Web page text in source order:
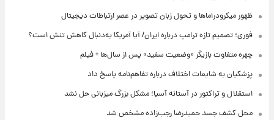
ظهور میکرودراماها و تحول زبان تصویر در عصر ارتباطات دیجیتال
فوری؛ تصمیم تازه ترامپ درباره ایران/ آیا آمریکا به‌دنبال کاهش تنش است؟
چهره متفاوت بازیگر «وضعیت سفید» پس از سال‌ها + فیلم
پزشکیان به شایعات اختلاف درباره تفاهم‌نامه پاسخ داد
استقلال و تراکتور در آستانه آسیا؛ مشکل بزرگ میزبانی حل نشد
محل کشف جسد حمیدرضا رجب‌زاده مشخص شد